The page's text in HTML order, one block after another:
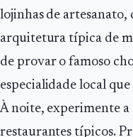
lojinhas de artesanato,
arquitetura típica de
de provar o famoso
especialidade local
À noite, experimente a
restaurantes típicos.